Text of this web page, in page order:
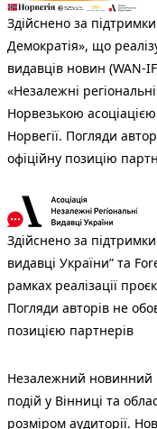
Здійснено за
Демократія», що
видавців новин (WAN-
«Незалежні
Норвезькою
Норвегії. Погляди
офіційну позицію
Здійснено за підтримки
видавці України” та
рамках реалізації
Погляди авторів не
позицією партнерів
Незалежний новинний
подій у Вінниці та
розміром аудиторії.